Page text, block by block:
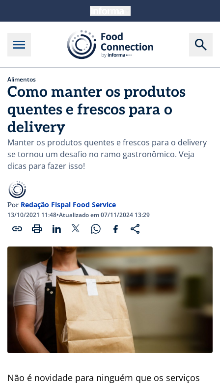
Alimentos
Como manter os produtos
quentes e frescos para o
delivery
Manter os produtos quentes e frescos para o delivery
se tornou um desafio no ramo gastronômico. Veja
dicas para fazer isso!
Por Redação Fispal Food Service
13/10/2021 11:48•Atualizado em 07/11/2024 13:29
Não é novidade para ninguém que os serviços